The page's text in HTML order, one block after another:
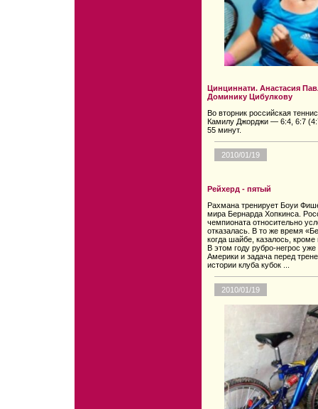
Цинциннати. Анастасия
Доминику Цибулкову
Во вторник российская
Камилу Джорджи — 6:4, 6:7
55 минут.
2010/01/19
Рейхерд - пятый
Рахмана тренирует Боуи
мира Бернарда Хопкинса.
чемпионата относительно
отказалась. В то же время
когда шайбе, казалось,
В этом году рубро-негрос
Америки и задача перед
истории клуба кубок ...
2010/01/19